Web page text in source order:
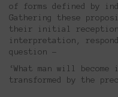
of forms defined by
Gathering these
their initial reception
interpretation,
question –
‘What man will
transformed by the